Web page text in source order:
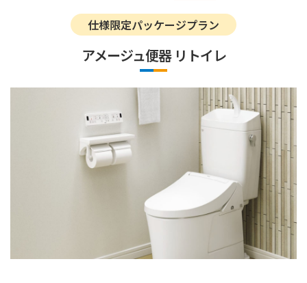
仕様限定パッケージプラン
アメージュ便器 リトイレ